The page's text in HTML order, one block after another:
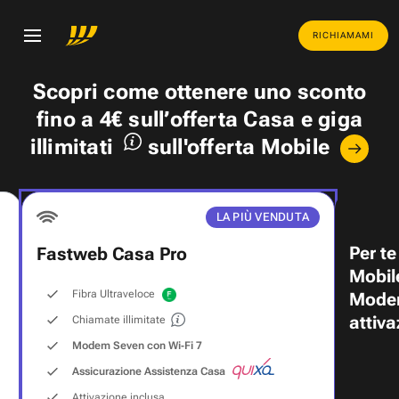
RICHIAMAMI
Scopri come ottenere uno sconto
fino a 4€ sull’offerta Casa egiga
illimitati
sull'offerta Mobile
LA PIÙ VENDUTA
Fastweb Casa Pro
Fibra Ultraveloce
Chiamate illimitate
Modem Seven con Wi‑Fi 7
Assicurazione Assistenza Casa
Per